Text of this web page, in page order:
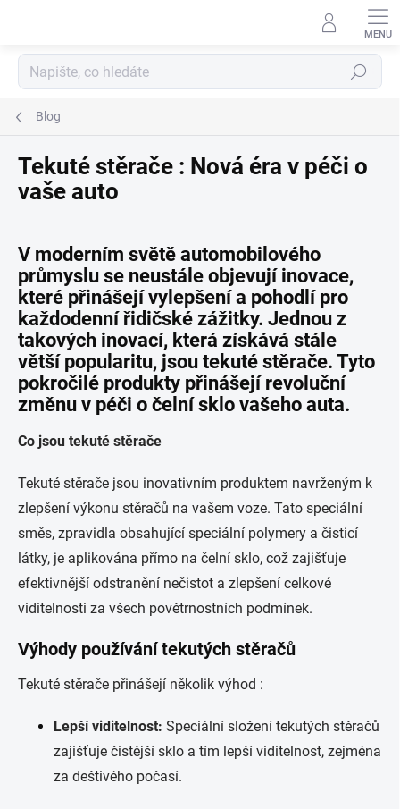
Hledat
Blog
Tekuté stěrače : Nová éra v péči o
vaše auto
V moderním světě automobilového
průmyslu se neustále objevují inovace,
které přinášejí vylepšení a pohodlí pro
každodenní řidičské zážitky. Jednou z
takových inovací, která získává stále
větší popularitu, jsou tekuté stěrače. Tyto
pokročilé produkty přinášejí revoluční
změnu v péči o čelní sklo vašeho auta.
Co jsou tekuté stěrače
Tekuté stěrače jsou inovativním produktem navrženým k
zlepšení výkonu stěračů na vašem voze. Tato speciální
směs, zpravidla obsahující speciální polymery a čisticí
látky, je aplikována přímo na čelní sklo, což zajišťuje
efektivnější odstranění nečistot a zlepšení celkové
viditelnosti za všech povětrnostních podmínek.
Výhody používání tekutých stěračů
Tekuté stěrače přinášejí několik výhod :
Lepší viditelnost: Speciální složení tekutých stěračů
zajišťuje čistější sklo a tím lepší viditelnost, zejména
za deštivého počasí.